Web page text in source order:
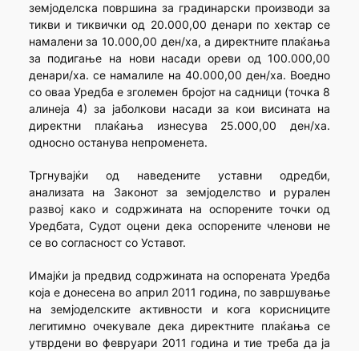
земјоделска површина за градинарски производи за
тикви и тиквички од 20.000,00 денари по хектар се
намалени за 10.000,00 ден/ха, а директните плаќања
за подигање на нови насади ореви од 100.000,00
денари/ха. се намалиле на 40.000,00 ден/ха. Воедно
со оваа Уредба е зголемен бројот на садници (точка 8
алинеја 4) за јаболкови насади за кои висината на
директни плаќања изнесува 25.000,00 ден/ха.
односно останува непроменета.
Тргнувајќи од наведените уставни одредби,
анализата на Законот за земјоделство и рурален
развој како и содржината на оспорените точки од
Уредбата, Судот оцени дека оспорените членови не
се во согласност со Уставот.
Имајќи ја предвид содржината на оспорената Уредба
која е донесена во април 2011 година, по завршување
на земјоделските активности и кога корисниците
легитимно очекувале дека директните плаќања се
утврдени во февруари 2011 година и тие треба да ја